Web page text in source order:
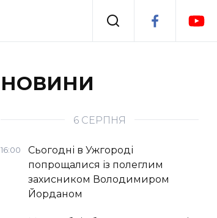
Події
НОВИНИ
6 СЕРПНЯ
16:00
Сьогодні в Ужгороді
попрощалися із полеглим
захисником Володимиром
Йорданом